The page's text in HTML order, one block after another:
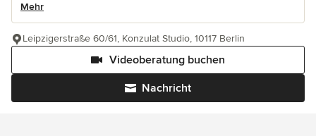
Mehr
Nachricht
Videoberatung buchen
Leipzigerstraße 60/61, Konzulat Studio, 10117 Berlin